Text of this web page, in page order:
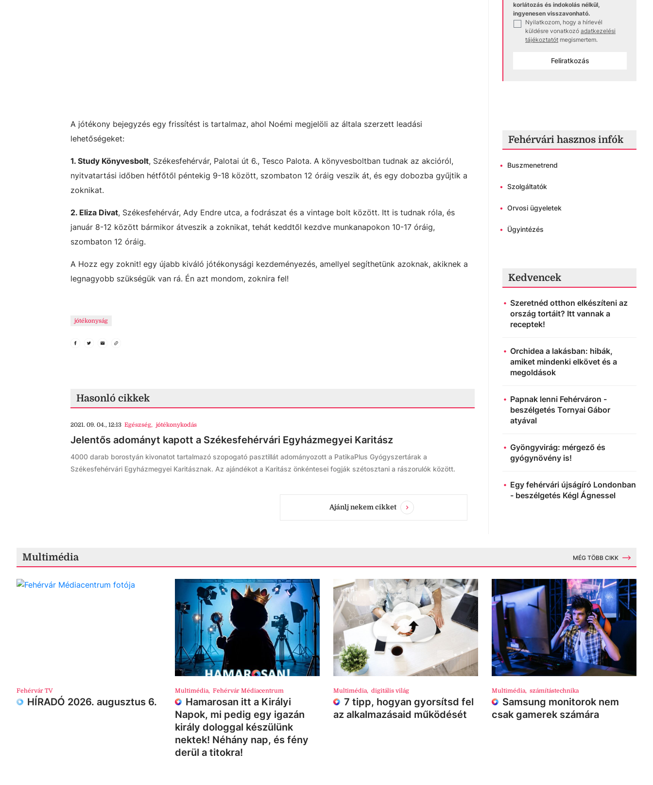
A jótékony bejegyzés egy frissítést is tartalmaz, ahol Noémi megjelöli az általa szerzett leadási
lehetőségeket:
1. Study Könyvesbolt, Székesfehérvár, Palotai út 6., Tesco Palota. A könyvesboltban tudnak az akcióról,
nyitvatartási időben hétfőtől péntekig 9-18 között, szombaton 12 óráig veszik át, és egy dobozba gyűjtik a
zoknikat.
2. Eliza Divat, Székesfehérvár, Ady Endre utca, a fodrászat és a vintage bolt között. Itt is tudnak róla, és
január 8-12 között bármikor átveszik a zoknikat, tehát keddtől kezdve munkanapokon 10-17 óráig,
szombaton 12 óráig.
A Hozz egy zoknit! egy újabb kiváló jótékonysági kezdeményezés, amellyel segíthetünk azoknak, akiknek a
legnagyobb szükségük van rá. Én azt mondom, zoknira fel!
jótékonyság
Hasonló cikkek
2021. 09. 04., 12:13 Egészség, jótékonykodás
Jelentős adományt kapott a Székesfehérvári Egyházmegyei Karitász
4000 darab borostyán kivonatot tartalmazó szopogató pasztillát adományozott a PatikaPlus Gyógyszertárak a
Székesfehérvári Egyházmegyei Karitásznak. Az ajándékot a Karitász önkéntesei fogják szétosztani a rászorulók között.
Ajánlj nekem cikket
korlátozás és indokolás nélkül,
ingyenesen visszavonható.
✓
Nyilatkozom, hogy a hírlevél
küldésre vonatkozó adatkezelési
tájékoztatót megismertem.
Feliratkozás
Fehérvári hasznos infók
• Buszmenetrend
• Szolgáltatók
• Orvosi ügyeletek
• Ügyintézés
Kedvencek
Szeretnéd otthon elkészíteni az
ország tortáit? Itt vannak a
receptek!
Orchidea a lakásban: hibák,
amiket mindenki elkövet és a
megoldások
Papnak lenni Fehérváron -
beszélgetés Tornyai Gábor
atyával
Gyöngyvirág: mérgező és
gyógynövény is!
Egy fehérvári újságíró Londonban
- beszélgetés Kégl Ágnessel
Multimédia MÉG TÖBB CIKK
Fehérvár TV
HÍRADÓ 2026. augusztus 6.
Multimédia, Fehérvár Médiacentrum
Hamarosan itt a Királyi
Napok, mi pedig egy igazán
király dologgal készülünk
nektek! Néhány nap, és fény
derül a titokra!
Multimédia, digitális világ
7 tipp, hogyan gyorsítsd fel
az alkalmazásaid működését
Multimédia, számítástechnika
Samsung monitorok nem
csak gamerek számára